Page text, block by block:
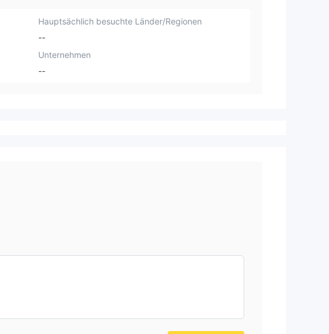
Hauptsächlich besuchte Länder/Regionen
--
Unternehmen
--